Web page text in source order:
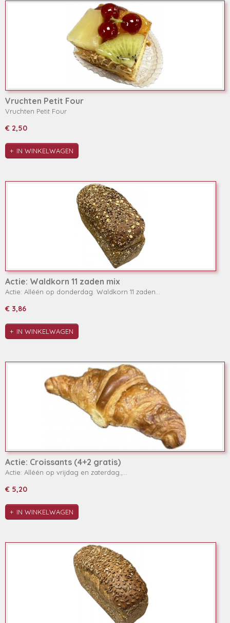
Vruchten Petit Four
Vruchten Petit Four
€ 2,50
IN WINKELWAGEN
Actie: Waldkorn 11 zaden mix
Actie: Alléén op donderdag. Waldkorn 11 zaden…
€ 3,86
IN WINKELWAGEN
Actie: Croissants (4+2 gratis)
Actie: Alléén op vrijdag en zaterdag.,…
€ 5,20
IN WINKELWAGEN